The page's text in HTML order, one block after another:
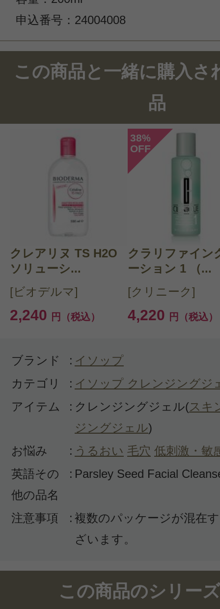
申込番号：24004008
この商品のクチコミ
1件のレビュー
投稿日：2021年06月
ちよ 様
／40代後半
感じた効能：うるおい/毛穴/リラック
購入品：フェイシャル クレンザー 45
一年中、レギュラーとして使ってい
グです。
しっとりさっぱり、とくにかく香り
すべての1件のクチコミを見る
このコスメのレビューを書いて
CT会員様は、マイページの「購
ントプレゼント！
この商品と一緒に購入さ
品
クレアリヌ TS H2O
ソリューシ...
[ビオデルマ]
2,240 円（税込）
38%
OFF
クラリファイン
ーション 1 （...
[クリニーク]
4,220 円（税込）
ブランド : イソップ
カテゴリ
: イソップ クレンジングジ
アイテム
: クレンジングジェル(スキ
ジングジェル)
お悩み
: うるおい 毛穴 低刺激・敏
英語その
他の品名
: Parsley Seed Facial
注意事項 : 複数のパッケージが混在
ざいます。
この商品のシリー